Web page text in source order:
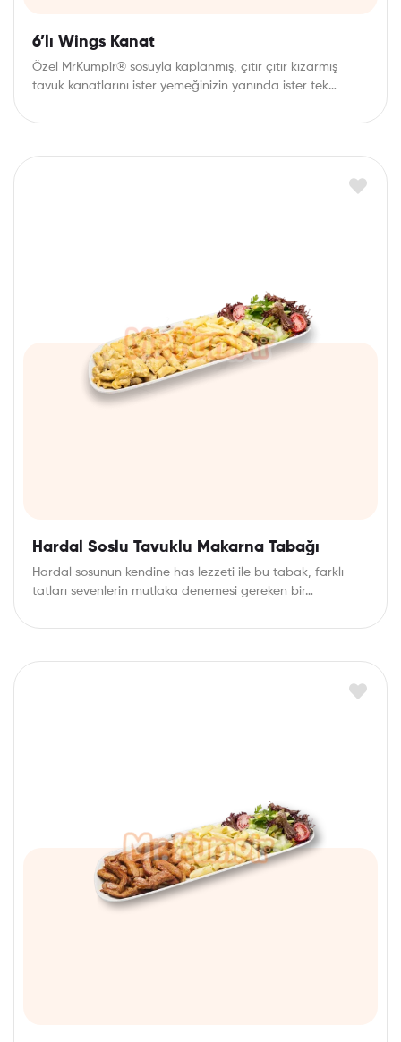
6’lı Wings Kanat
Özel MrKumpir® sosuyla kaplanmış, çıtır çıtır kızarmış
tavuk kanatlarını ister yemeğinizin yanında ister tek
Hardal Soslu Tavuklu Makarna Tabağı
Hardal sosunun kendine has lezzeti ile bu tabak, farklı
tatları sevenlerin mutlaka denemesi gereken bir…